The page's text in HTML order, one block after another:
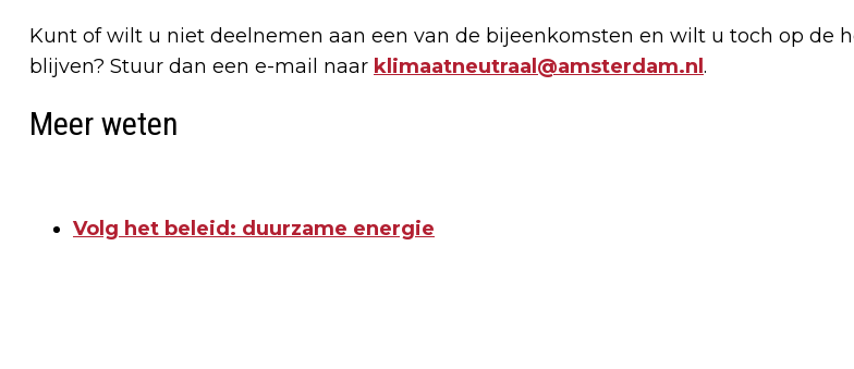
Kunt of wilt u niet deelnemen aan een van de bijeenkomsten en wilt u toch op de
blijven? Stuur dan een e-mail naar klimaatneutraal@amsterdam.nl .
Meer weten
Volg het beleid: duurzame energie